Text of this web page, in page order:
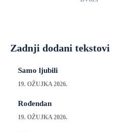
Zadnji dodani tekstovi
Samo ljubili
19. OŽUJKA 2026.
Rođendan
19. OŽUJKA 2026.